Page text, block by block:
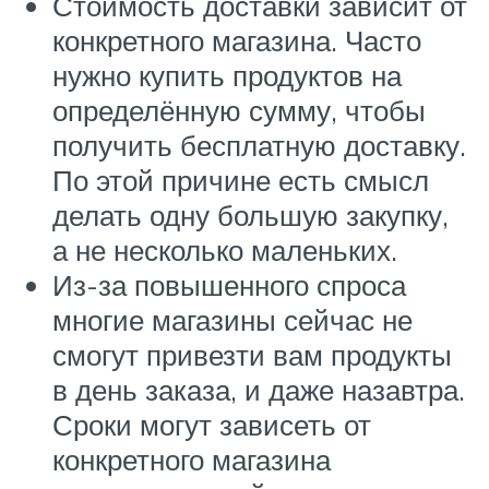
конкретного магазина. Часто
нужно купить продуктов на
определённую сумму, чтобы
получить бесплатную доставку.
По этой причине есть смысл
делать одну большую закупку,
а не несколько маленьких.
Из-за повышенного спроса
многие магазины сейчас не
смогут привезти вам продукты
в день заказа, и даже назавтра.
Сроки могут зависеть от
конкретного магазина